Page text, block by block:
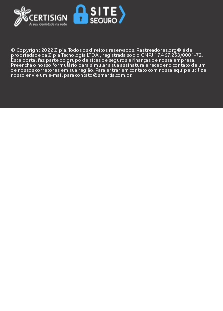
© Copyright 2022 Zipia. Todos os direitos reservados. Rastreadores.org® é de
propriedade daZipia Tecnologia LTDA
, registrada sob o CNPJ 17.467.253/0001-72.
Este portal faz parte do grupo de sites de seguros e finanças de nossa empresa.
Preencha o nosso formulário para simular a sua assinatura e receber o contato de um
de nossos corretores em sua região. Para entrar em contato com nossa equipe utilize
nosso envie um e-mail paracontato@smartia.com.br.